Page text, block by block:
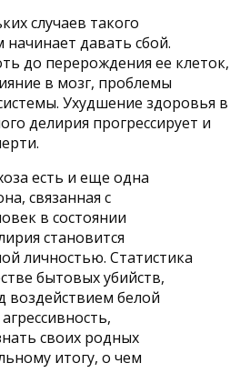
случаев такого
давать сбой.
до перерождения ее клеток,
в мозг, проблемы
Ухудшение здоровья в
делирия прогрессирует и
есть и еще одна
связанная с
в состоянии
становится
личностью. Статистика
бытовых убийств,
воздействием белой
своих родных
итогу, о чем